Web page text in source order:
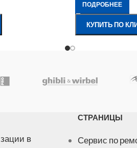
ПОДРОБНЕЕ
КУПИТЬ ПО
в
СТРАНИЦЫ
Сервис по